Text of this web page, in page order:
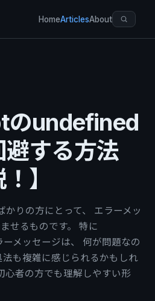
HomeArticlesAbout
のundefined
する方法
】
かりの方にとって、 エラーメッ
せるものです。 特に
ーメッセージは、 何が問題なの
も複雑に感じられるかもしれ
心者の方でも理解しやすい形